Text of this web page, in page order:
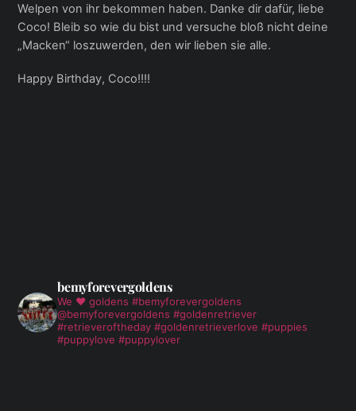
Welpen von ihr bekommen haben. Danke dir dafür, liebe
Coco! Bleib so wie du bist und versuche bloß nicht deine
„Macken“ loszuwerden, den wir lieben sie alle.
Happy Birthday, Coco!!!!
bemyforevergoldens
We ❤️ goldens#bemyforevergoldens
@bemyforevergoldens #goldenretriever
#retrieveroftheday #goldenretrieverlove #puppies
#puppylove #puppylover